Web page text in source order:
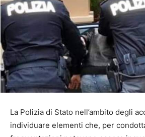
La Polizia di Stato nell’ambito degli
individuare elementi che, per